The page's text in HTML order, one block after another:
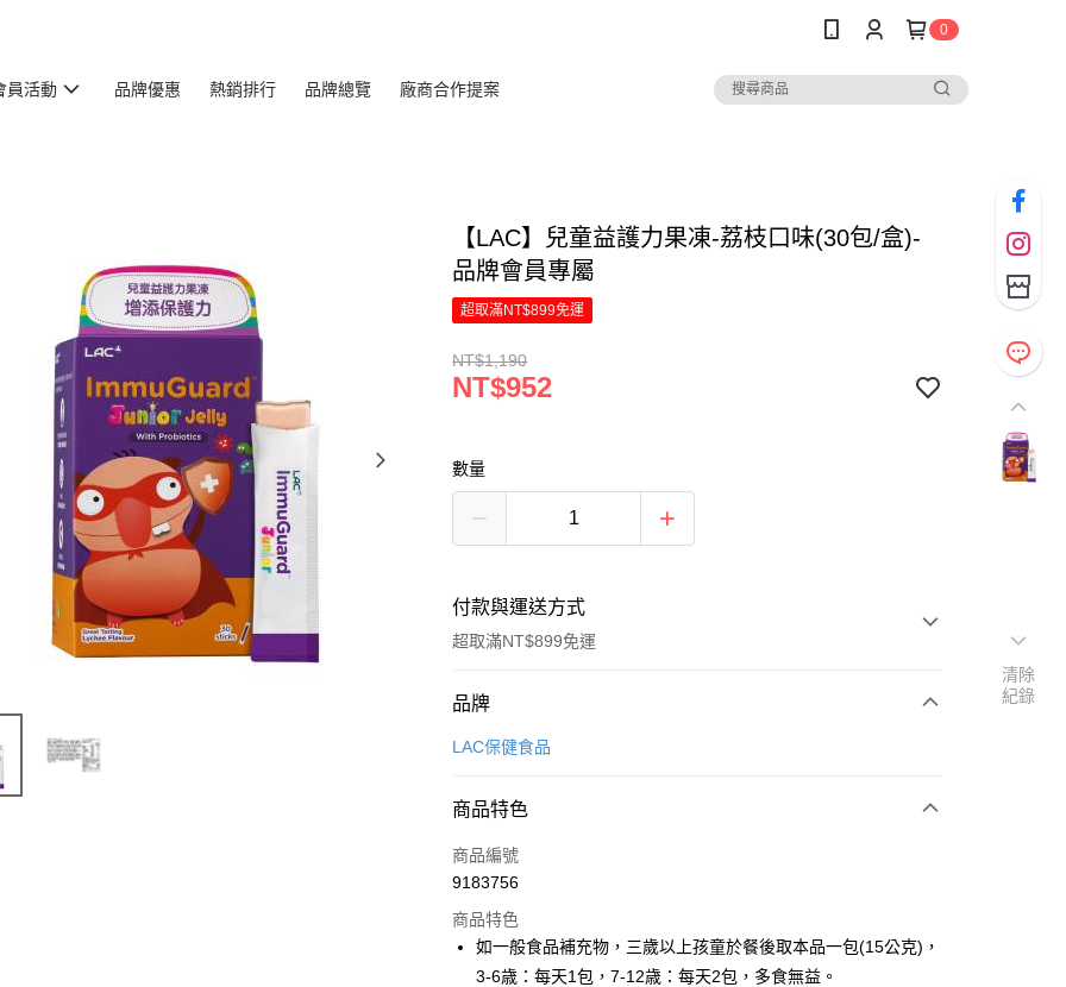
0
員活動 品牌優惠 熱銷排行 品牌總覽 廠商合作提案
【LAC】兒童益護力果凍-荔枝口味(30包/盒)-
品牌會員專屬
超取滿NT$899免運
NT$1,190
NT$952
數量
付款與運送方式
超取滿NT$899免運
付款方式
信用卡一次付款
街口支付
悠遊付
Google Pay
品牌
LAC保健食品
商品特色
商品編號
9183756
商品特色
如一般食品補充物，三歲以上孩童於餐後取本品一包(15公克)，
3-6歳：每天1包，7-12歳：每天2包，多食無益。
清除
紀錄